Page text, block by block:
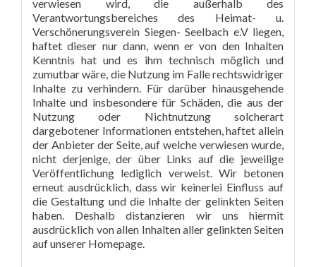
verwiesen wird, die außerhalb des
Verantwortungsbereiches des Heimat- u.
Verschönerungsverein Siegen- Seelbach e.V liegen,
haftet dieser nur dann, wenn er von den Inhalten
Kenntnis hat und es ihm technisch möglich und
zumutbar wäre, die Nutzung im Falle rechtswidriger
Inhalte zu verhindern. Für darüber hinausgehende
Inhalte und insbesondere für Schäden, die aus der
Nutzung oder Nichtnutzung solcherart
dargebotener Informationen entstehen, haftet allein
der Anbieter der Seite, auf welche verwiesen wurde,
nicht derjenige, der über Links auf die jeweilige
Veröffentlichung lediglich verweist. Wir betonen
erneut ausdrücklich, dass wir keinerlei Einfluss auf
die Gestaltung und die Inhalte der gelinkten Seiten
haben. Deshalb distanzieren wir uns hiermit
ausdrücklich von allen Inhalten aller gelinkten Seiten
auf unserer Homepage.